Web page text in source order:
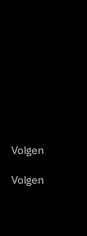
Volgen
Volgen